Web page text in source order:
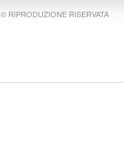
© RIPRODUZIONE RISERVATA